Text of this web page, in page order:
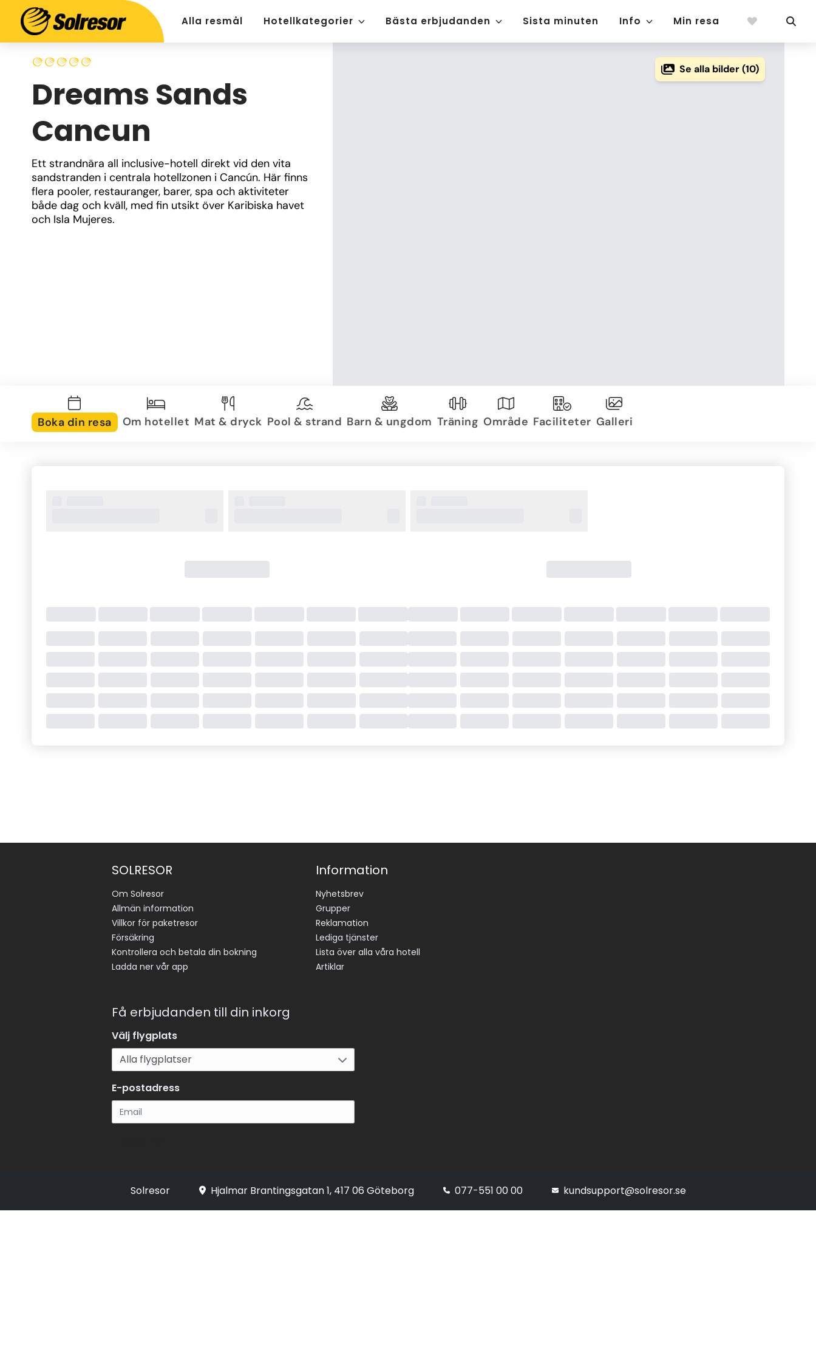
Alla resmål Hotellkategorier Bästa erbjudanden Sista minuten Info Min resa
Dreams Sands
Cancun
Ett strandnära all inclusive-hotell direkt vid den vita
sandstranden i centrala hotellzonen i Cancún. Här finns
flera pooler, restauranger, barer, spa och aktiviteter
både dag och kväll, med fin utsikt över Karibiska havet
och Isla Mujeres.
Se alla bilder (10)
Boka din resa Om hotellet Mat & dryck Pool & strand Barn & ungdom Träning Område Faciliteter Galleri
SOLRESOR
Om Solresor
Allmän information
Villkor för paketresor
Försäkring
Kontrollera och betala din bokning
Ladda ner vår app
Information
Nyhetsbrev
Grupper
Reklamation
Lediga tjänster
Lista över alla våra hotell
Artiklar
Få erbjudanden till din inkorg
Välj flygplats
E-postadress
Solresor Hjalmar Brantingsgatan 1, 417 06 Göteborg 077-551 00 00 kundsupport@solresor.se